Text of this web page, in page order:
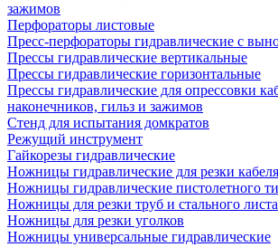
зажимов
Перфораторы листовые
Пресс-перфораторы гидравлические с
Прессы гидравлические вертикальные
Прессы гидравлические горизонтальные
Прессы гидравлические для опрессовки
наконечников, гильз и зажимов
Стенд для испытания домкратов
Режущий инструмент
Гайкорезы гидравлические
Ножницы гидравлические для резки кабеля
Ножницы гидравлические пистолетного
Ножницы для резки труб и стального листа
Ножницы для резки уголков
Ножницы универсальные гидравлические